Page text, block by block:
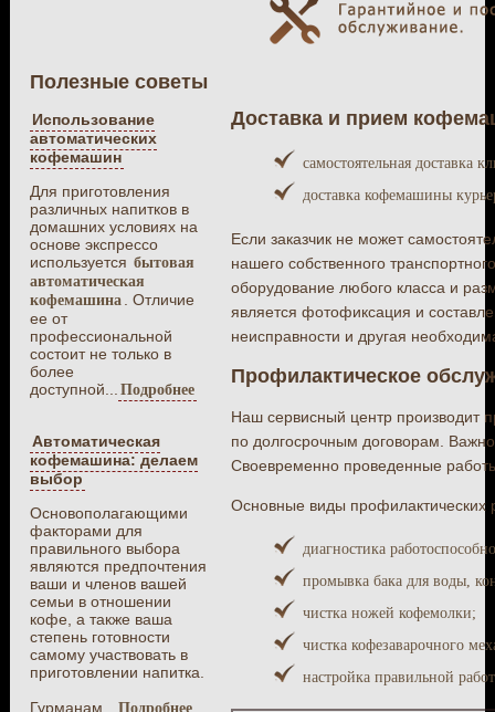
Полезные советы
Использование
автоматических
кофемашин
Для приготовления
различных напитков в
домашних условиях на
основе экспрессо
используется бытовая
автоматическая
кофемашина
. Отличие
ее от
профессиональной
состоит не только в
более
доступной...
Подробнее
Автоматическая
кофемашина: делаем
выбор
Основополагающими
факторами для
правильного выбора
являются предпочтения
ваши и членов вашей
семьи в отношении
кофе, а также ваша
степень готовности
самому участвовать в
приготовлении напитка.
Гурманам...
Подробнее
Доставка и прием
самостоятельная доставка
доставка кофемашины
Если заказчик не может
нашего собственного
оборудование любого класса и
является фотофиксация и
неисправности и другая
Профилактическое
Наш сервисный центр производит
по долгосрочным договорам.
Своевременно проведенные
Основные виды профилактических
диагностика
промывка бака для воды,
чистка ножей кофемолки;
чистка кофезаварочного
настройка правильной